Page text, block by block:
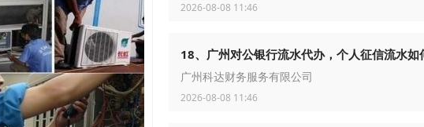
2026-08-08 11:46
18、广州对公银行流水代办，个人征信流水如
广州科达财务服务有限公司
2026-08-08 11:46